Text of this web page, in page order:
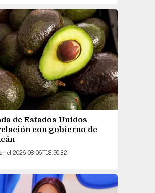
de Estados Unidos
con gobierno de
el 2026-08-06T18:50:32